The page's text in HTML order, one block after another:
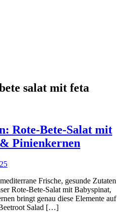
salat mit feta
Rote-Bete-Salat mit
Pinienkernen
Frische, gesunde Zutaten
Rote-Bete-Salat mit Babyspinat,
bringt genau diese Elemente auf
Salad […]